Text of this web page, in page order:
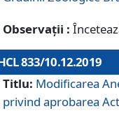
Observații :
833/10.12.2019
Titlu: Modificarea
privind aprobarea